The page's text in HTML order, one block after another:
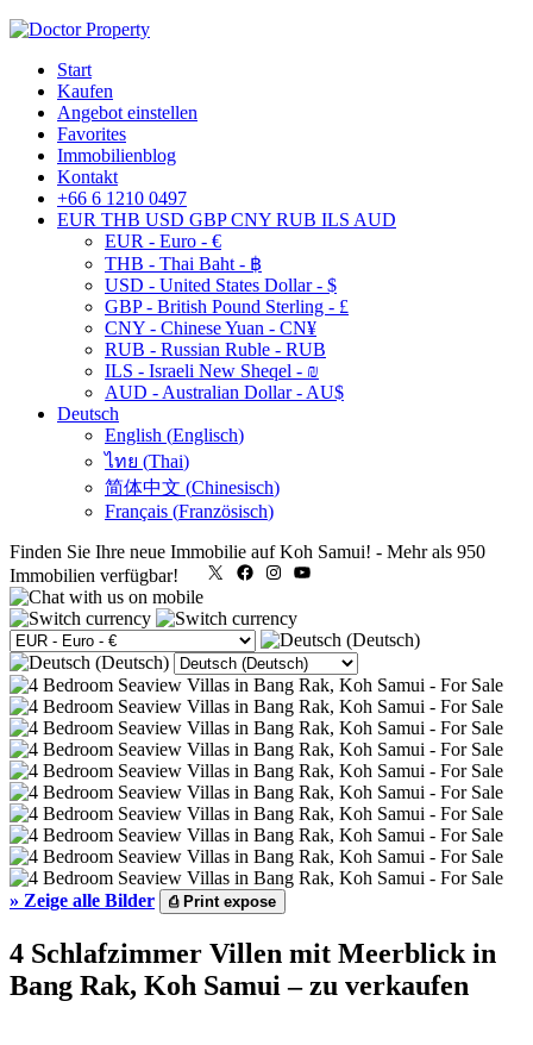
Start
Kaufen
Angebot einstellen
Favorites
Immobilienblog
Kontakt
+66 6 1210 0497
EUR THB USD GBP CNY RUB ILS AUD
EUR - Euro - €
THB - Thai Baht - ฿
USD - United States Dollar - $
GBP - British Pound Sterling - £
CNY - Chinese Yuan - CN¥
RUB - Russian Ruble - RUB
ILS - Israeli New Sheqel - ₪
AUD - Australian Dollar - AU$
Deutsch
English (Englisch)
ไทย (Thai)
简体中文 (Chinesisch)
Français (Französisch)
Finden Sie Ihre neue Immobilie auf Koh Samui! - Mehr als 950
Immobilien verfügbar!
X FacebookInstagram
» Zeige alle Bilder ⎙Print expose
4 Schlafzimmer Villen mit Meerblick in
Bang Rak, Koh Samui – zu verkaufen